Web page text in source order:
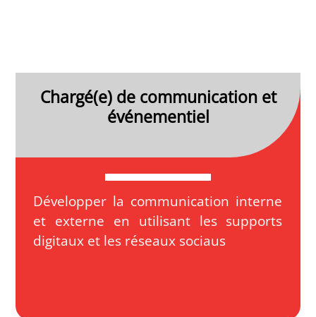
Chargé(e) de communication et
événementiel
Développer la communication interne
et externe en utilisant les supports
digitaux et les réseaux sociaus